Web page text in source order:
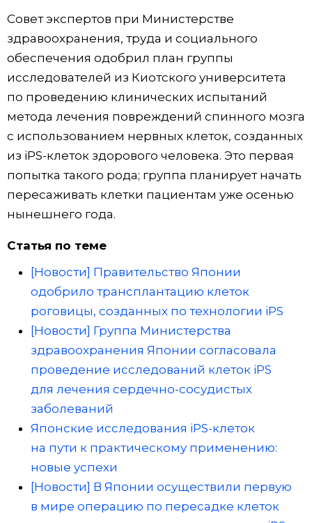
Совет экспертов при Министерстве
здравоохранения, труда и социального
обеспечения одобрил план группы
исследователей из Киотского университета
по проведению клинических испытаний
метода лечения повреждений спинного мозга
с использованием нервных клеток, созданных
из iPS-клеток здорового человека. Это первая
попытка такого рода; группа планирует начать
пересаживать клетки пациентам уже осенью
нынешнего года.
Статья по теме
[Новости] Правительство Японии
одобрило трансплантацию клеток
роговицы, созданных по технологии iPS
[Новости] Группа Министерства
здравоохранения Японии согласовала
проведение исследований клеток iPS
для лечения сердечно-сосудистых
заболеваний
Японские исследования iPS-клеток
на пути к практическому применению:
новые успехи
[Новости] В Японии осуществили первую
в мире операцию по пересадке клеток